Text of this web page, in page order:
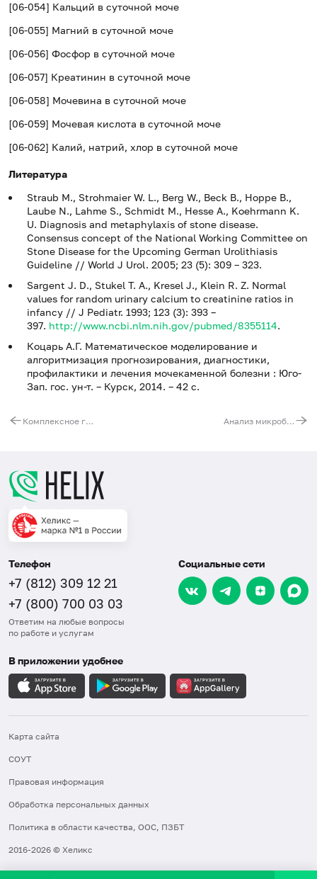
[06-054] Кальций в суточной моче
[06-055] Магний в суточной моче
[06-056] Фосфор в суточной моче
[06-057] Креатинин в суточной моче
[06-058] Мочевина в суточной моче
[06-059] Мочевая кислота в суточной моче
[06-062] Калий, натрий, хлор в суточной моче
Литература
Straub M., Strohmaier W. L., Berg W., Beck B., Hoppe B.,
Laube N., Lahme S., Schmidt M., Hesse A., Koehrmann K.
U. Diagnosis and metaphylaxis of stone disease.
Consensus concept of the National Working Committee on
Stone Disease for the Upcoming German Urolithiasis
Guideline // World J Urol. 2005; 23 (5): 309 – 323.
Sargent J. D., Stukel T. A., Kresel J., Klein R. Z. Normal
values for random urinary calcium to creatinine ratios in
infancy // J Pediatr. 1993; 123 (3): 393 –
397. http://www.ncbi.nlm.nih.gov/pubmed/8355114.
Коцарь А.Г. Математическое моделирование и
алгоритмизация прогнозирования, диагностики,
профилактики и лечения мочекаменной болезни : Юго-
Зап. гос. ун-т. – Курск, 2014. – 42 с.
Комплексное гистологическое и иммуногистохимическое исследование с определением рецепторного статуса эндометрия (стадия секреции) - расширенное Анализ микробных маркеров методом газовой хромато-масс-спектрометрии по Осипову (зелено-желтый бланк)
Телефон
+7 (812) 309 12 21
+7 (800) 700 03 03
Ответим на любые вопросы
по работе и услугам
Социальные сети
В приложении удобнее
Карта сайта
СОУТ
Правовая информация
Обработка персональных данных
Политика в области качества, ООС, ПЗБТ
2016-2026 © Хеликс